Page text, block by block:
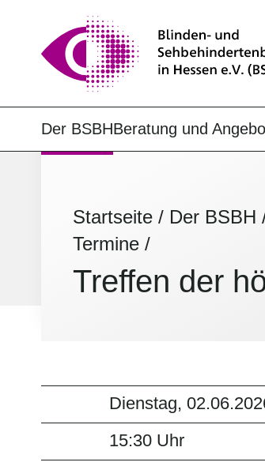
Der BSBHBeratung und
Startseite / Der BSBH
Termine /
Treffen der
Dienstag,
15:30 Uhr